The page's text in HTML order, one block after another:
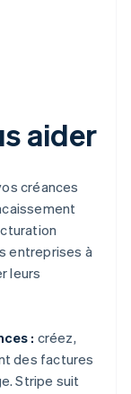
aider
créances
entreprises à
leurs
: créez,
des factures
Stripe suit